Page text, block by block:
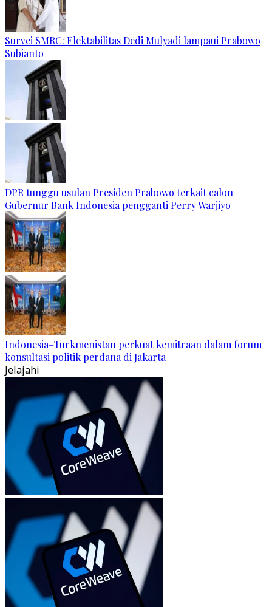
Survei SMRC: Elektabilitas Dedi Mulyadi lampaui Prabowo
Subianto
DPR tunggu usulan Presiden Prabowo terkait calon
Gubernur Bank Indonesia pengganti Perry Warjiyo
Indonesia–Turkmenistan perkuat kemitraan dalam forum
konsultasi politik perdana di Jakarta
Jelajahi